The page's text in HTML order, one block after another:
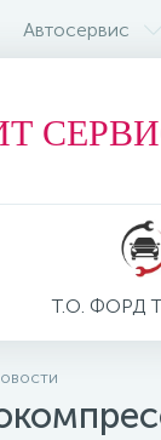
Автосервис
Т.О. ФОРД